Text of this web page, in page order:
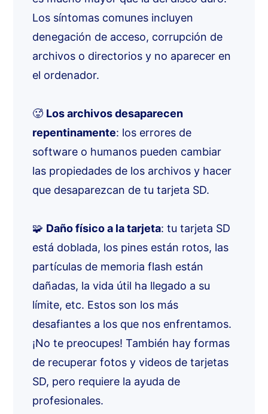
Los síntomas comunes incluyen
denegación de acceso, corrupción de
archivos o directorios y no aparecer en
el ordenador.
🥵 Los archivos desaparecen
repentinamente: los errores de
software o humanos pueden cambiar
las propiedades de los archivos y hacer
que desaparezcan de tu tarjeta SD.
🧩 Daño físico a la tarjeta: tu tarjeta SD
está doblada, los pines están rotos, las
partículas de memoria flash están
dañadas, la vida útil ha llegado a su
límite, etc. Estos son los más
desafiantes a los que nos enfrentamos.
¡No te preocupes! También hay formas
de recuperar fotos y videos de tarjetas
SD, pero requiere la ayuda de
profesionales.